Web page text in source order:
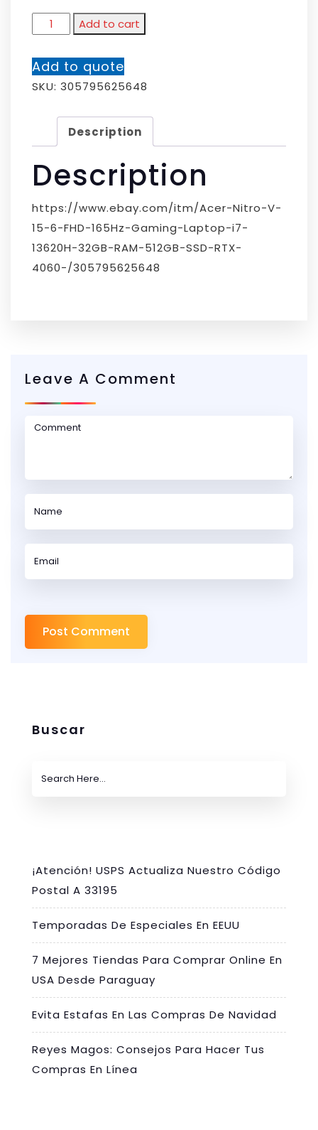
Add to cart
Add to quote
SKU: 305795625648
Description
Description
https://www.ebay.com/itm/Acer-Nitro-V-
15-6-FHD-165Hz-Gaming-Laptop-i7-
13620H-32GB-RAM-512GB-SSD-RTX-
4060-/305795625648
Leave A Comment
Buscar
¡Atención! USPS Actualiza Nuestro Código
Postal A 33195
Temporadas De Especiales En EEUU
7 Mejores Tiendas Para Comprar Online En
USA Desde Paraguay
Evita Estafas En Las Compras De Navidad
Reyes Magos: Consejos Para Hacer Tus
Compras En Línea